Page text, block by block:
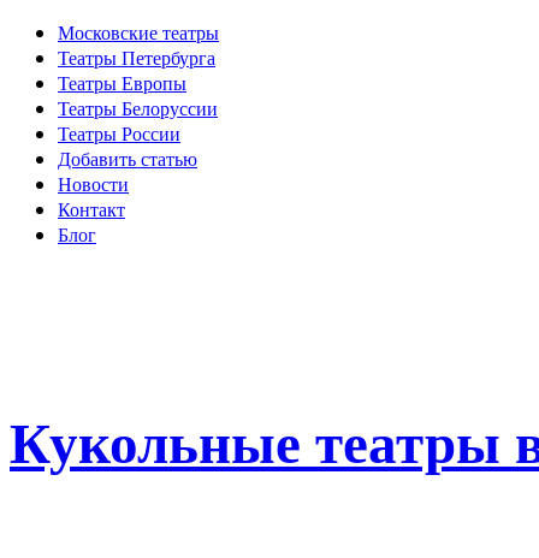
Московские театры
Театры Петербурга
Театры Европы
Театры Белоруссии
Театры России
Добавить статью
Новости
Контакт
Блог
Кукольные театры